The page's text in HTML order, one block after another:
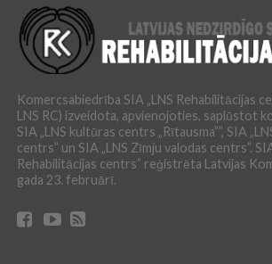
Komercsabiedrība SIA „LNS Rehabilitācijas
LNS RC) izveidota, apvienojoties, saplūstot
SIA „LNS kultūras centrs „Rītausma””, SIA
centrs” un SIA „LNS Zīmju valodas centrs”.
Rehabilitācijas centrs” reģistrēta Latvijas
gada 23. februārī.